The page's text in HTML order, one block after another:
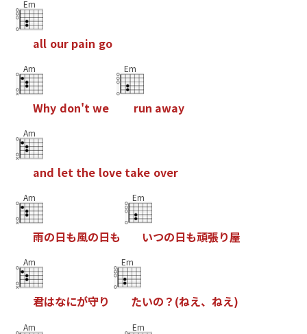
Em
all our pain go
Am
Why don'twe
Em
run away
Am
and let the love take over
Am
雨の日も風の日も
Em
いつの日も頑張り屋
Am
君はなにが守り
Em
たいの ？ (ねえ、 ねえ)
Am Em